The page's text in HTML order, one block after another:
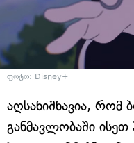
ფოტო: Disney+
აღსანიშნავია,
განმავლობაში